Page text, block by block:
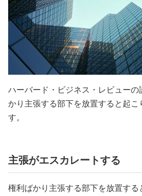
ハーバード・ビジネス・レビュー
かり主張する部下を放置すると起こ
す。
主張がエスカレートする
権利ばかり主張する部下を放置する